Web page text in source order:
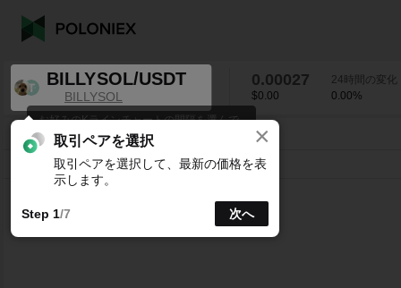
BILLYSOL/USDT
BILLYSOL
0.00027
$0.00
24時間の変化
0.00%
BILLYSOL/USDT 0.00 % 0.00027
15分 1時4時1日1週
お好みのKラインチャートの間隔を選んで
ください。
×
取引ペアを選択
取引ペアを選択して、最新の価格を表
示します。
Step 1/7 次へ